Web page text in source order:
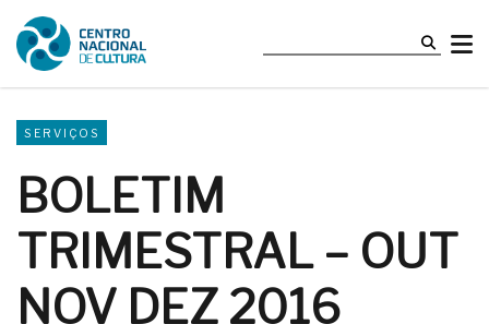
SERVIÇOS
BOLETIM
TRIMESTRAL – OUT
NOV DEZ 2016